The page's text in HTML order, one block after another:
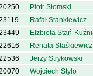
Piotr Słomski
Rafał Stankiewicz
Elżbieta Stań-
Renata Staśkiewicz
Jerzy Strykowski
Wojciech Stylo